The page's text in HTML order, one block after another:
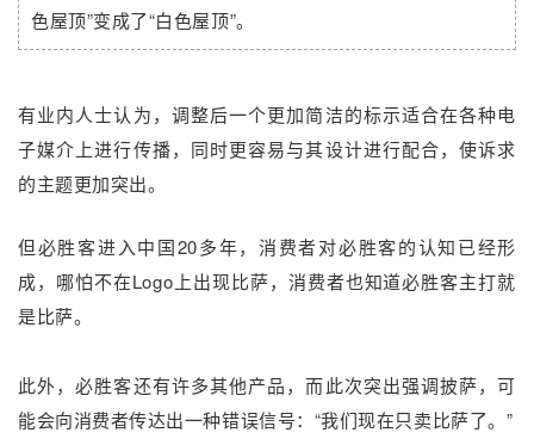
色屋顶”变成了“白色屋顶”。
有业内人士认为，调整后一个更加简洁的标示适合在各种电
子媒介上进行传播，同时更容易与其设计进行配合，使诉求
的主题更加突出。
但必胜客进入中国20多年，消费者对必胜客的认知已经形
成，哪怕不在Logo上出现比萨，消费者也知道必胜客主打就
是比萨。
此外，必胜客还有许多其他产品，而此次突出强调披萨，可
能会向消费者传达出一种错误信号：“我们现在只卖比萨了。”